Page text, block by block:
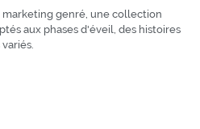
marketing genré, une collection
aux phases d'éveil, des histoires